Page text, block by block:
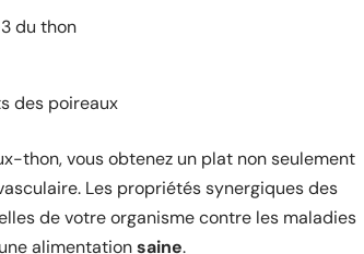
du thon
des poireaux
thon, vous obtenez un plat non seulement
Les propriétés synergiques des
de votre organisme contre les maladies
alimentationsaine.